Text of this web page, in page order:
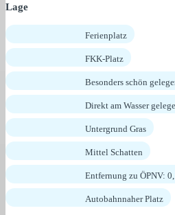
Lage
Ferienplatz
FKK-Platz
Besonders schön
Direkt am Wasser
Untergrund Gras
Mittel Schatten
Entfernung zu ÖPNV:
Autobahnnaher Platz